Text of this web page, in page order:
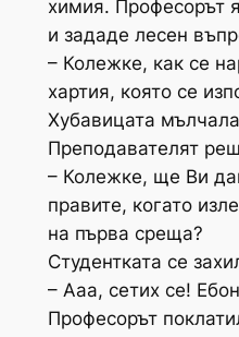
химия. Професорът
и зададе лесен
– Колежке, как се
хартия, която се
Хубавицата
Преподавателят
– Колежке, ще Ви
правите, когато
на първа среща?
Студентката се
– Ааа, сетих се!
Професорът